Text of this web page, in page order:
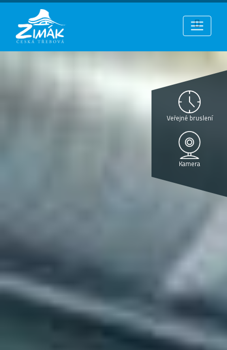
Veřejné bruslení
Kamera